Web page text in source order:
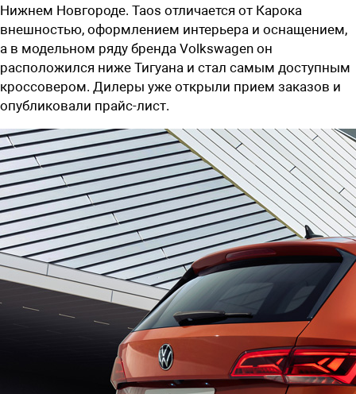
Нижнем Новгороде. Taos отличается от Карока
внешностью, оформлением интерьера и оснащением,
а в модельном ряду бренда Volkswagen он
расположился ниже Тигуана и стал самым доступным
кроссовером. Дилеры уже открыли прием заказов и
опубликовали прайс-лист.